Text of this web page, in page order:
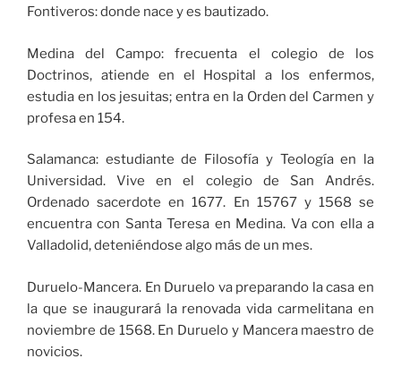
Fontiveros: donde nace y es bautizado.
Medina del Campo: frecuenta el colegio de los
Doctrinos, atiende en el Hospital a los enfermos,
estudia en los jesuitas; entra en la Orden del Carmen y
profesa en 154.
Salamanca: estudiante de Filosofía y Teología en la
Universidad. Vive en el colegio de San Andrés.
Ordenado sacerdote en 1677. En 15767 y 1568 se
encuentra con Santa Teresa en Medina. Va con ella a
Valladolid, deteniéndose algo más de un mes.
Duruelo-Mancera. En Duruelo va preparando la casa en
la que se inaugurará la renovada vida carmelitana en
noviembre de 1568. En Duruelo y Mancera maestro de
novicios.